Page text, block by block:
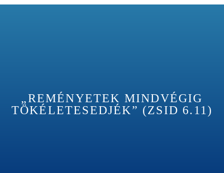
„REMÉNYETEK MINDVÉGIG
TÖKÉLETESEDJÉK” (ZSID 6.11)